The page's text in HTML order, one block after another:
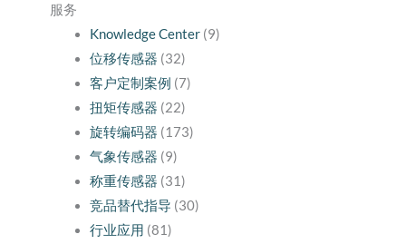
服务
Knowledge Center(9)
位移传感器 (32)
客户定制案例 (7)
扭矩传感器 (22)
旋转编码器 (173)
气象传感器 (9)
称重传感器 (31)
竞品替代指导 (30)
行业应用 (81)